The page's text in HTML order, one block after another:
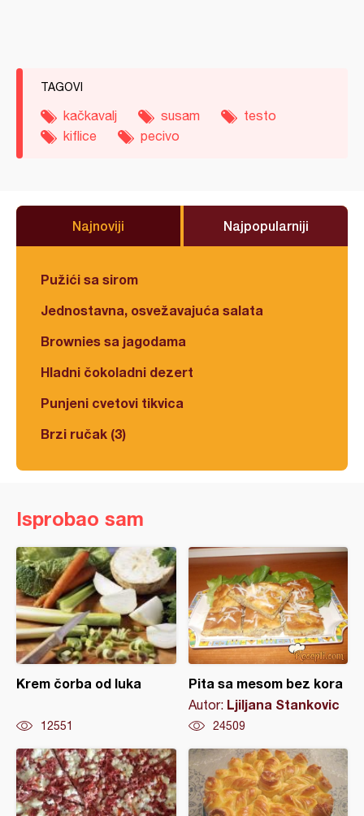
TAGOVI
kačkavalj susam
testo
kiflice
pecivo
Najnoviji Najpopularniji
Pužići sa sirom
Jednostavna, osvežavajuća salata
Brownies sa jagodama
Hladni čokoladni dezert
Punjeni cvetovi tikvica
Brzi ručak (3)
Isprobao sam
Krem čorba od luka
12551
Pita sa mesom bez kora
Autor: Ljiljana Stankovic
24509